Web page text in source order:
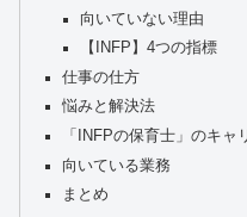
向いていない理由
【INFP】4つの指標
仕事の仕方
悩みと解決法
「INFPの保育士」のキャ
向いている業務
まとめ